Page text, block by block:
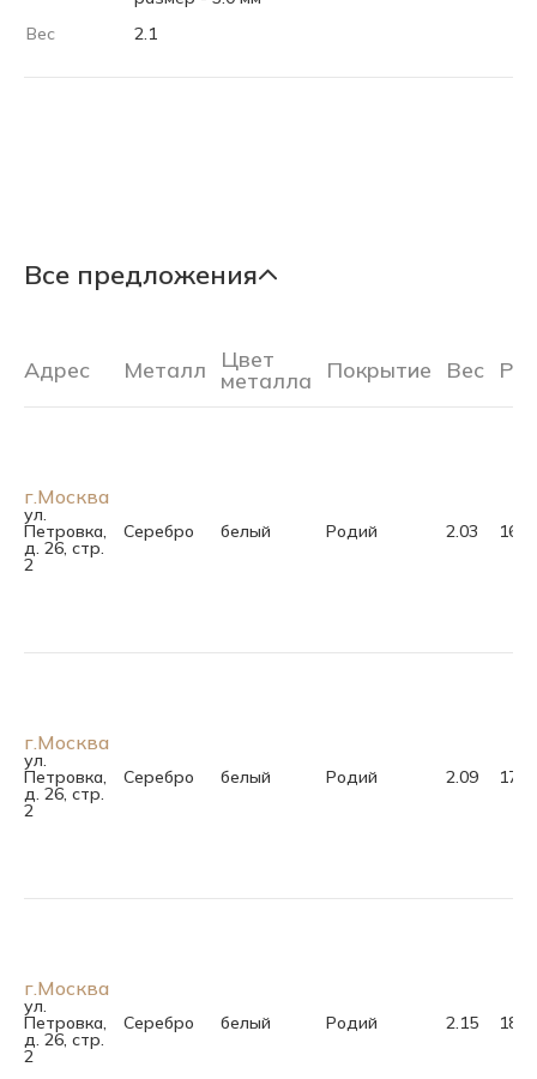
Вес
2.1
Все предложения
Адрес Металл Цвет
металла Покрытие Вес
г.Москва
ул.
Петровка,
д. 26, стр.
2
Серебро белый Родий 2.03 16.5
г.Москва
ул.
Петровка,
д. 26, стр.
2
Серебро белый Родий 2.09 17.5
г.Москва
ул.
Петровка,
д. 26, стр.
2
Серебро белый Родий 2.15 18.5